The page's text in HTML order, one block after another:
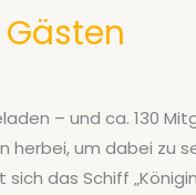
– und ca. 130
herbei, um dabei zu
das Schiff